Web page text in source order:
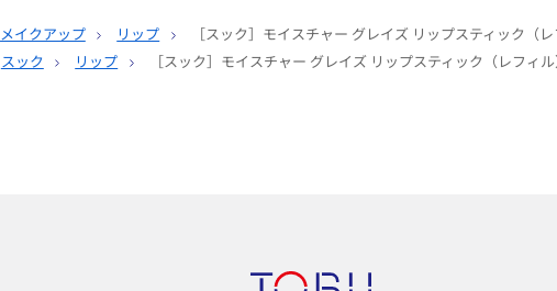
メイクアップ リップ
［スック］モイスチャー グレイズ リップスティック（
スック リップ ［スック］モイスチャー グレイズ リップスティック（レフィ